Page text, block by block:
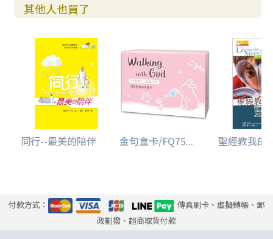
其他人也買了
同行--最美的陪伴 金句盒卡/FQ75... 聖經教我的
付款方式：
傳真刷卡、虛擬轉帳、郵
政劃撥、超商取貨付款